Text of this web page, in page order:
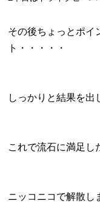
その後ちょっとポイ
ト・・・・・
しっかりと結果を出
これで流石に満足し
ニッコニコで解散し